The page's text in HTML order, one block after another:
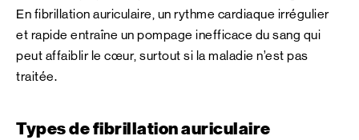
En fibrillation auriculaire, un rythme cardiaque irrégulier
et rapide entraîne un pompage inefficace du sang qui
peut affaiblir le cœur, surtout si la maladie n’est pas
traitée.
Types de fibrillation auriculaire